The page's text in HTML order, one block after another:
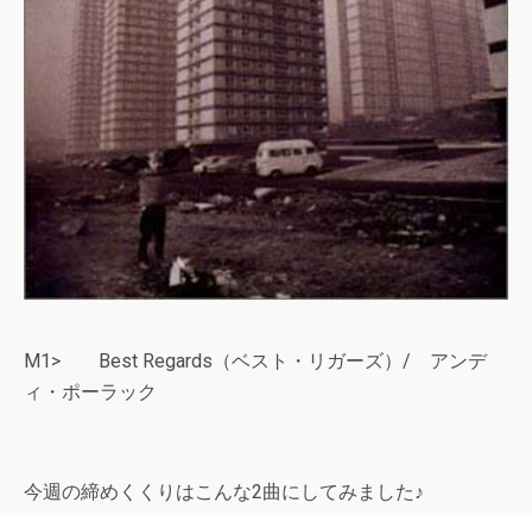
M1> Best Regards（ベスト・リガーズ）/ アンデ
ィ・ポーラック
今週の締めくくりはこんな2曲にしてみました♪